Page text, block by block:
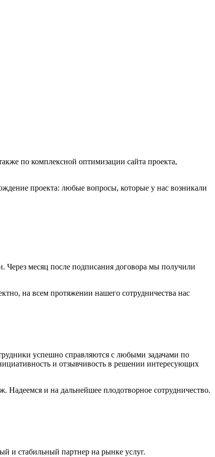
по комплексной оптимизации сайта проекта,
проекта: любые вопросы, которые у нас возникали
Через месяц после подписания договора мы получили
на всем протяжении нашего сотрудничества нас
успешно справляются с любыми задачами по
и отзывчивость в решении интересующих
Надеемся и на дальнейшее плодотворное сотрудничество.
и стабильный партнер на рынке услуг.